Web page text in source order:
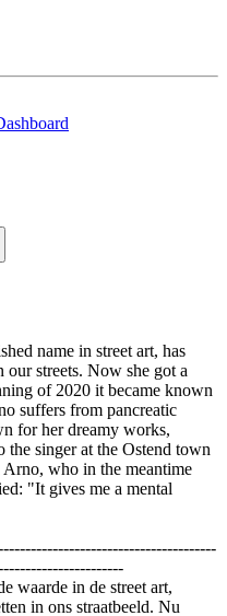
name in street art, has
streets. Now she got a
of 2020 it became known
suffers from pancreatic
for her dreamy works,
the singer at the Ostend town
who in the meantime
"It gives me a mental
waarde in de street art,
in ons straatbeeld. Nu